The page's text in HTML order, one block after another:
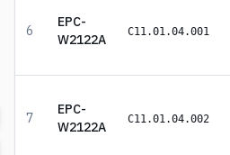
6
EPC-
W2122A
C11.01.04.001
7
EPC-
W2122A
C11.01.04.002